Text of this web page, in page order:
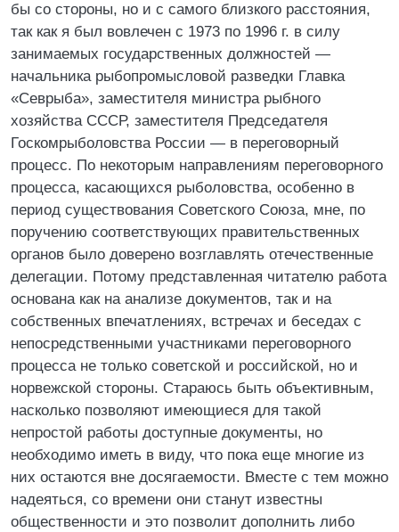
бы со стороны, но и с самого близкого расстояния,
так как я был вовлечен с 1973 по 1996 г. в силу
занимаемых государственных должностей —
начальника рыбопромысловой разведки Главка
«Севрыба», заместителя министра рыбного
хозяйства СССР, заместителя Председателя
Госкомрыболовства России — в переговорный
процесс. По некоторым направлениям переговорного
процесса, касающихся рыболовства, особенно в
период существования Советского Союза, мне, по
поручению соответствующих правительственных
органов было доверено возглавлять отечественные
делегации. Потому представленная читателю работа
основана как на анализе документов, так и на
собственных впечатлениях, встречах и беседах с
непосредственными участниками переговорного
процесса не только советской и российской, но и
норвежской стороны. Стараюсь быть объективным,
насколько позволяют имеющиеся для такой
непростой работы доступные документы, но
необходимо иметь в виду, что пока еще многие из
них остаются вне досягаемости. Вместе с тем можно
надеяться, со времени они станут известны
общественности и это позволит дополнить либо